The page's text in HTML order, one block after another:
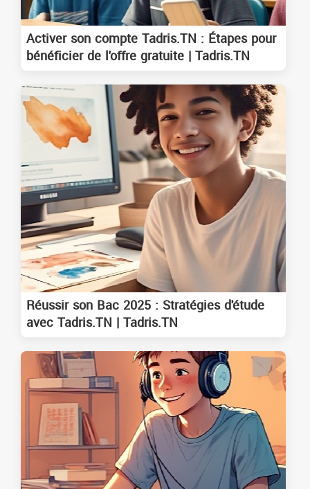
Activer son compte Tadris.TN : Étapes pour
bénéficier de l'offre gratuite | Tadris.TN
Réussir son Bac 2025 : Stratégies d'étude
avec Tadris.TN | Tadris.TN